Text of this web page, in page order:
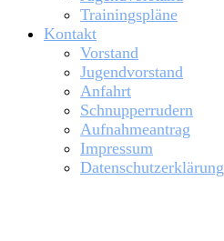
Trainingspläne
Kontakt
Vorstand
Jugendvorstand
Anfahrt
Schnupperrudern
Aufnahmeantrag
Impressum
Datenschutzerklärung